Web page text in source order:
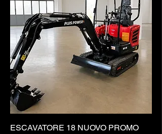
ESCAVATORE 18 NUOVO PROMO